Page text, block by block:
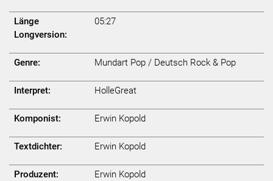
Länge
Longversion:
05:27
Genre: Mundart Pop / Deutsch Rock & Pop
Interpret: HolleGreat
Komponist: Erwin Kopold
Textdichter: Erwin Kopold
Produzent: Erwin Kopold